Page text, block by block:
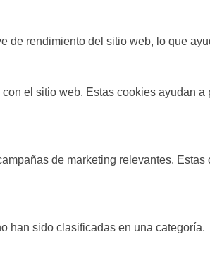
rendimiento del sitio web, lo que
el sitio web. Estas cookies ayudan
de marketing relevantes.
han sido clasificadas en una categoría.